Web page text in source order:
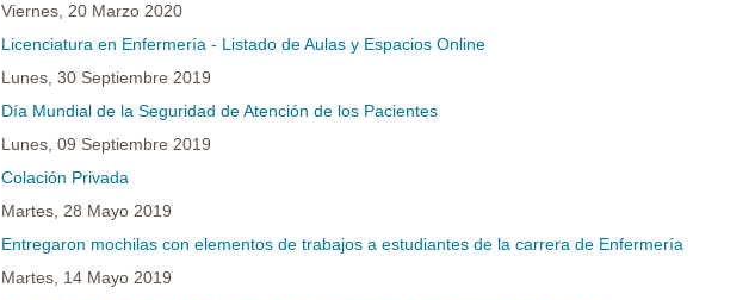
Viernes, 20 Marzo 2020
Licenciatura en Enfermería - Listado de Aulas y Espacios Online
Lunes, 30 Septiembre 2019
Día Mundial de la Seguridad de Atención de los Pacientes
Lunes, 09 Septiembre 2019
Colación Privada
Martes, 28 Mayo 2019
Entregaron mochilas con elementos de trabajos a estudiantes de la carrera de Enfermería
Martes, 14 Mayo 2019